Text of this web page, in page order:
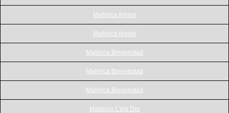
Mallorca Arenal
Mallorca Arenal
Mallorca Binnenstad
Mallorca Binnenstad
Mallorca Binnenstad
Mallorca Cala Dor